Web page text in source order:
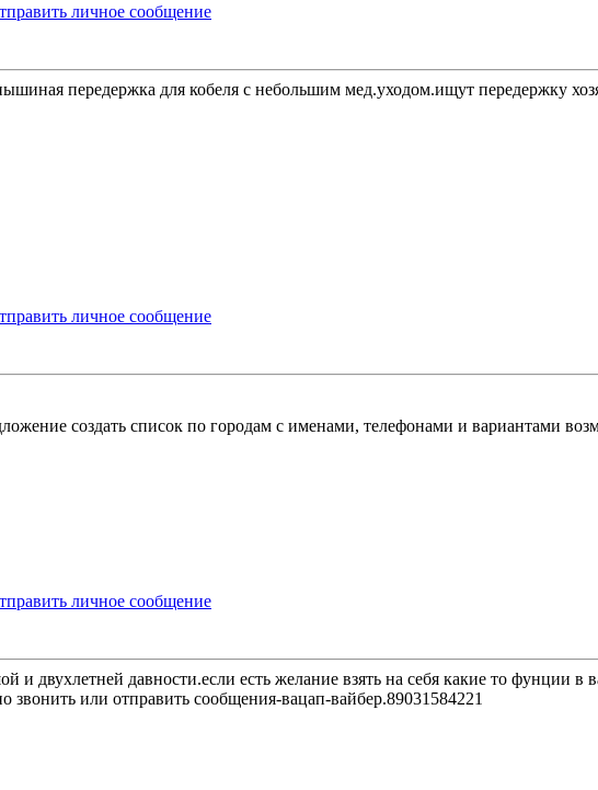
передержка для кобеля с небольшим мед.уходом.ищут передержку
создать список по городам с именами, телефонами и вариантами
и двухлетней давности.если есть желание взять на себя какие то фунции
звонить или отправить сообщения-вацап-вайбер.89031584221